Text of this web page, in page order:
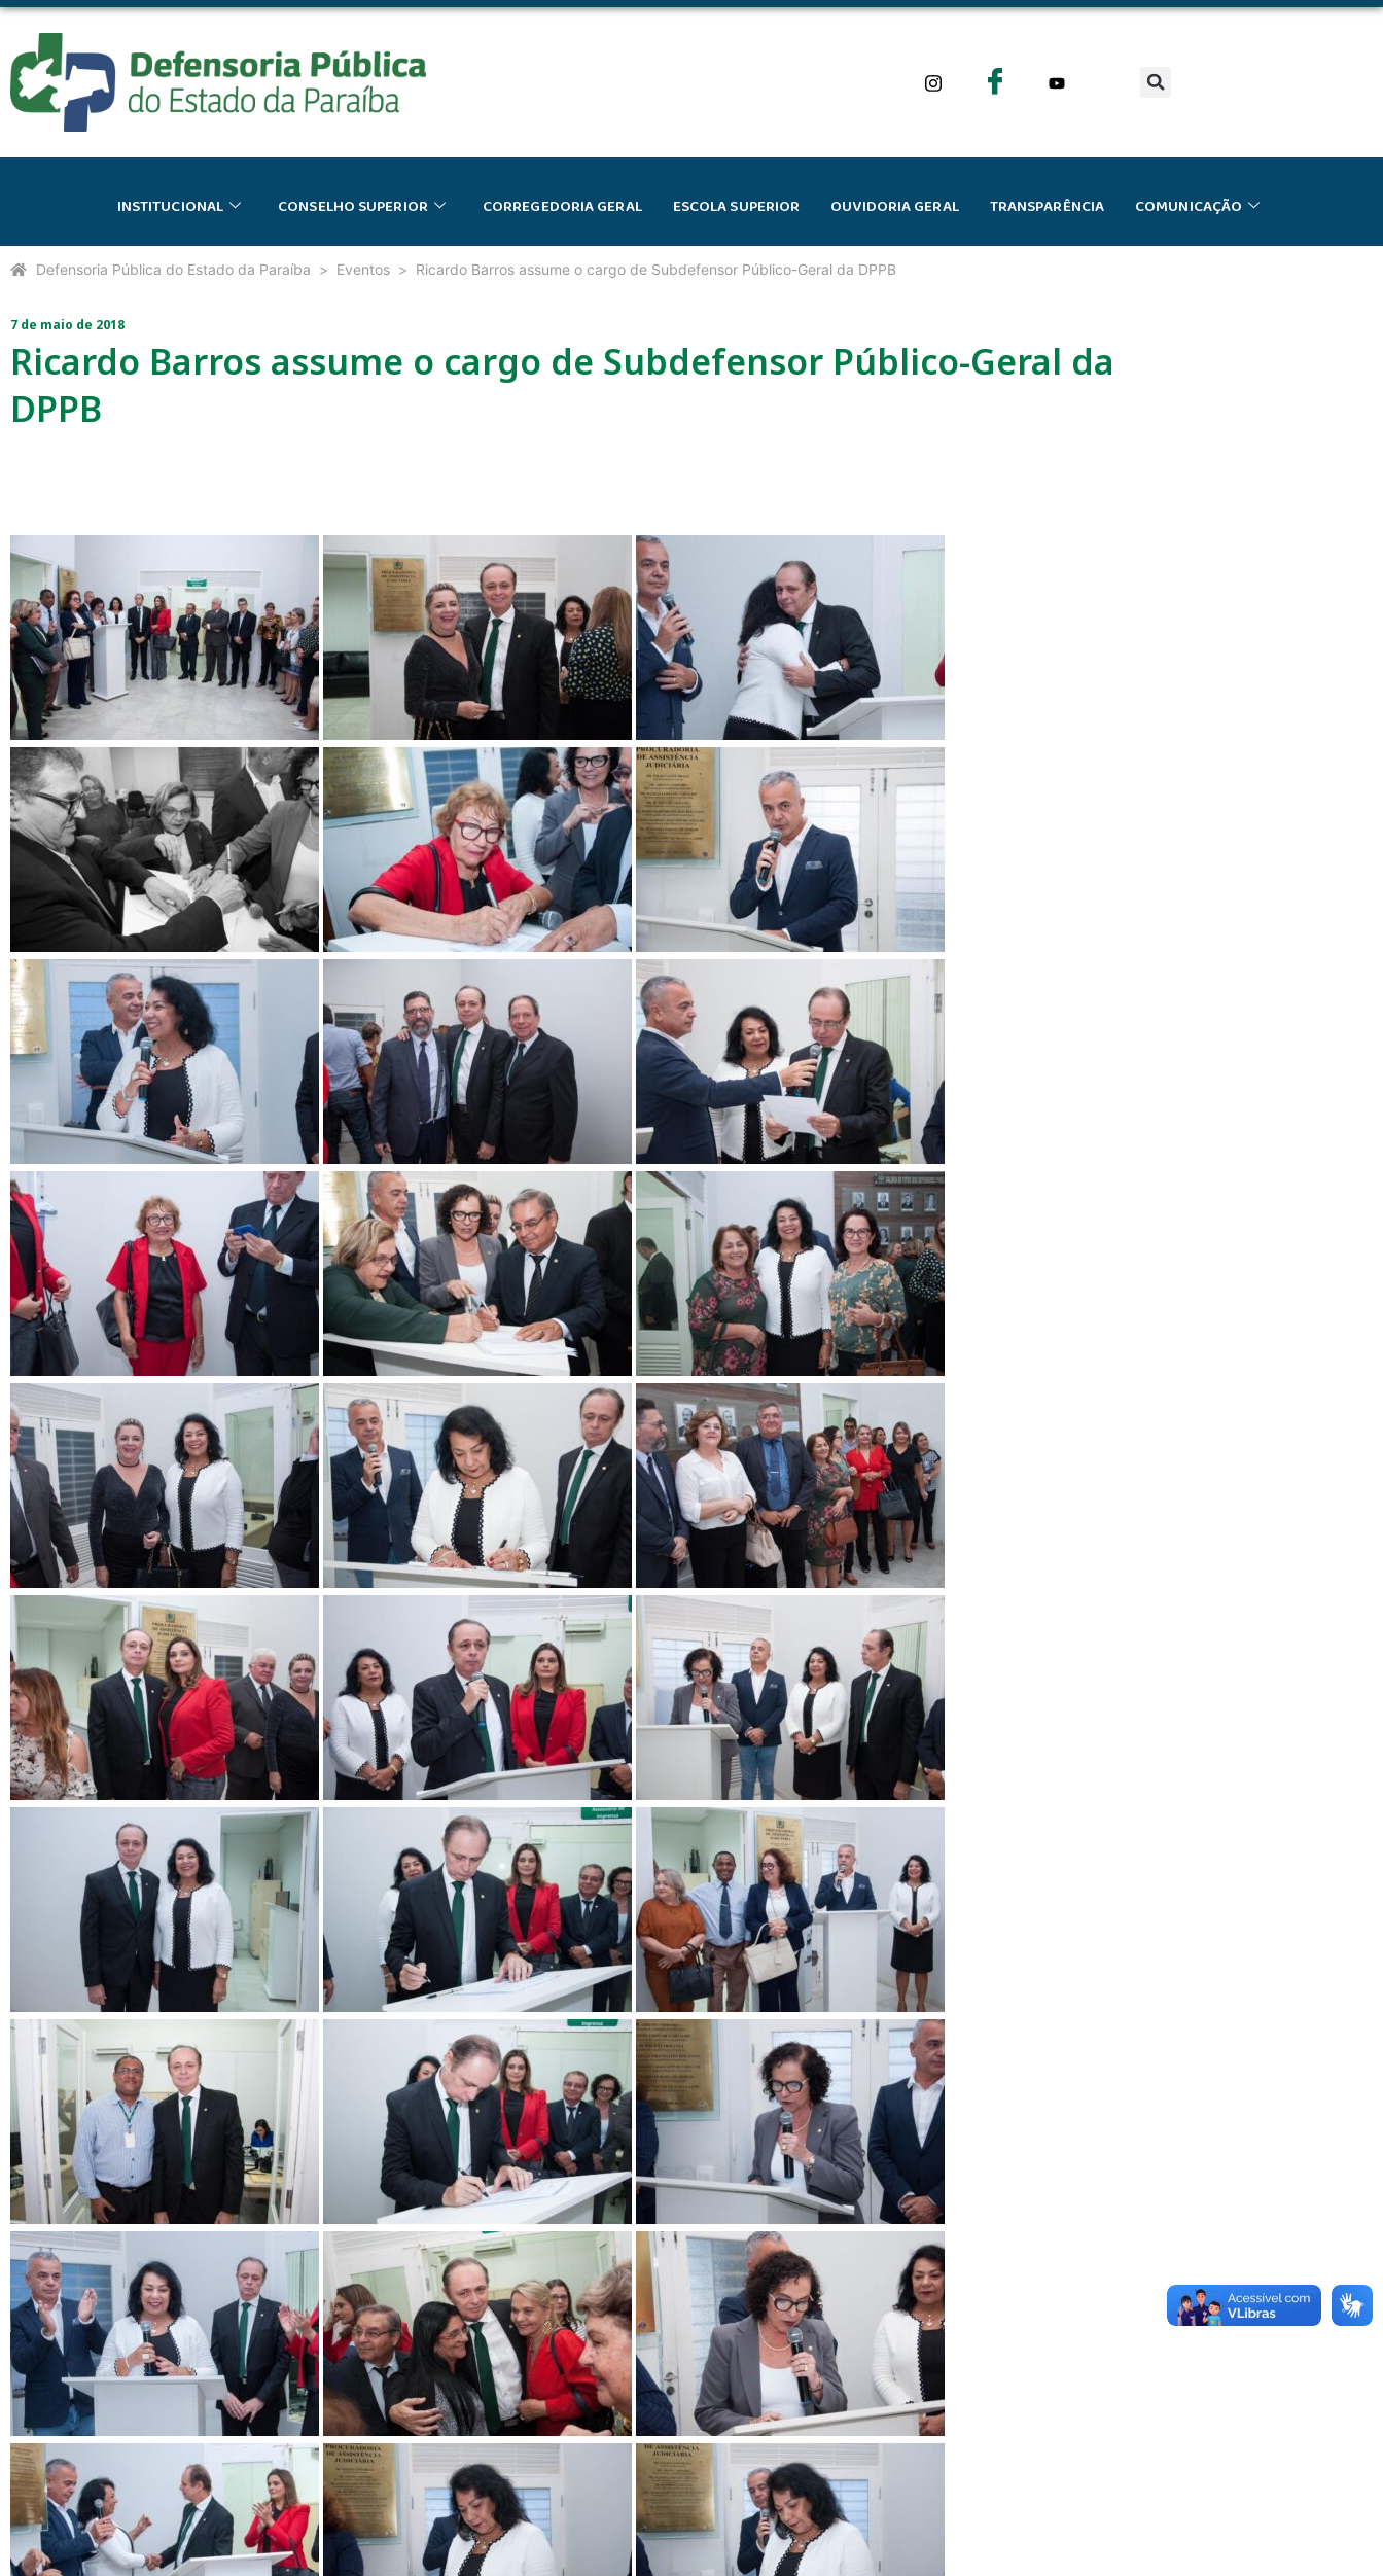
INSTITUCIONAL CONSELHO SUPERIOR CORREGEDORIA GERAL ESCOLA SUPERIOR OUVIDORIA GERAL TRANSPARÊNCIA COMUNICAÇÃO
Defensoria Pública do Estado da Paraíba Eventos Ricardo Barros assume o cargo de Subdefensor Público-Geral da DPPB
7 de maio de 2018
Ricardo Barros assume o cargo de Subdefensor Público-Geral da
DPPB